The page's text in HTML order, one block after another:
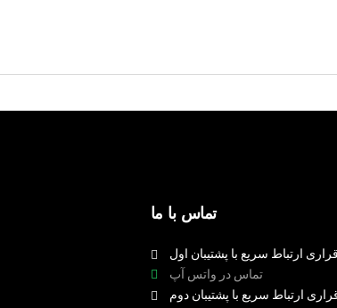
تماس با ما
ارتباط سریع با پشتیبان اول
تماس در واتس آپ
ارتباط سریع با پشتیبان دوم